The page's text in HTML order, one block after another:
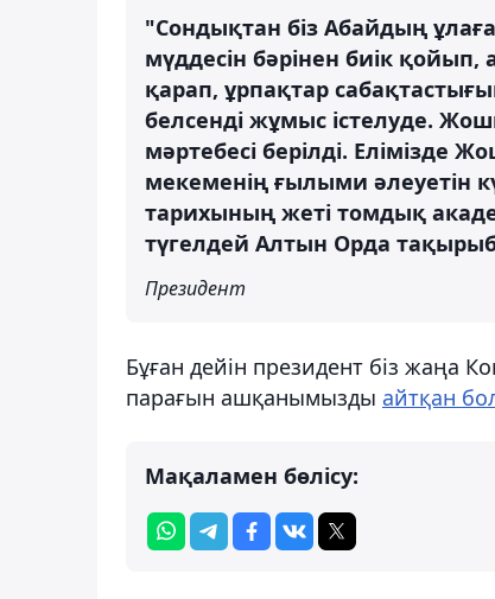
"Сондықтан біз Абайдың
мүддесін бәрінен биік
қарап, ұрпақтар
белсенді жұмыс істелуде.
мәртебесі берілді. Елімізде
мекеменің ғылыми әлеуетін
тарихының жеті томдық
түгелдей Алтын Орда
Президент
Бұған дейін президент біз жаңа
парағын ашқанымызды айтқан
Мақаламен бөлісу: